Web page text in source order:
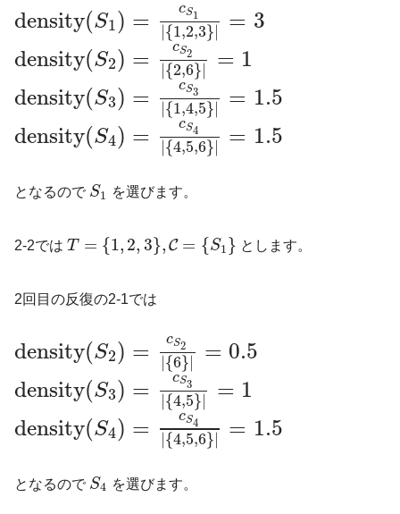
density(S1) = cS1
{1,2,3} = 3
density(S2) = cS2
{2,6} = 1
density(S3) = cS3
{1,4,5} = 1.5
density(S4) = cS4
{4,5,6} = 1.5
となるので S1 を選びます。
2-2では T = {1 , 2, 3}, C = {S1} とします。
2回目の反復の2-1では
density(S2) = cS2
{6} = 0.5
density(S3) = cS3
{4,5} = 1
density(S4) = cS4
{4,5,6} = 1.5
となるので S4 を選びます。